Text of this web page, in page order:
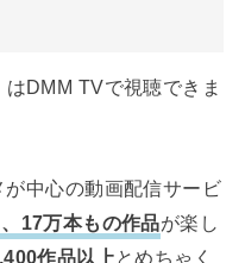
DMM TVで視聴できま
中心の動画配信サービ
17万本もの作品が楽し
作品以上 とめちゃく